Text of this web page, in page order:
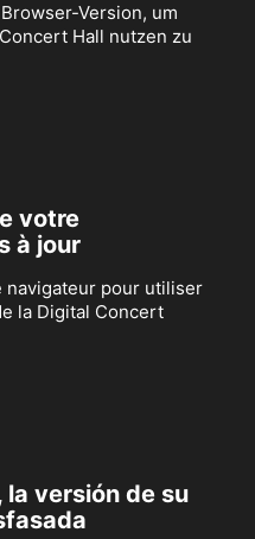
Version, um
Hall nutzen zu
votre
à jour
navigateur pour utiliser
la Digital Concert
versión de su